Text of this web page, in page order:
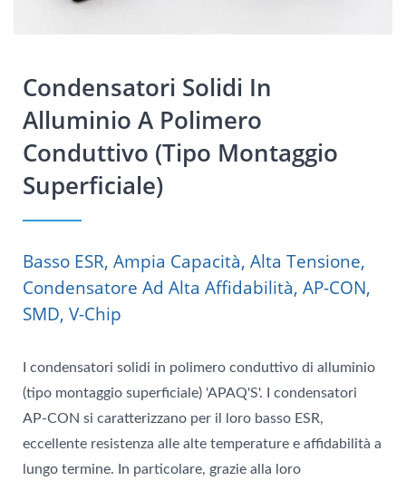
Condensatori Solidi In
Alluminio A Polimero
Conduttivo (tipo Montaggio
Superficiale)
Basso ESR, Ampia Capacità, Alta Tensione,
Condensatore Ad Alta Affidabilità, AP-CON,
SMD, V-Chip
I condensatori solidi in polimero conduttivo di alluminio
(tipo montaggio superficiale) 'APAQ'S'. I condensatori
AP-CON si caratterizzano per il loro basso ESR,
eccellente resistenza alle alte temperature e affidabilità a
lungo termine. In particolare, grazie alla loro